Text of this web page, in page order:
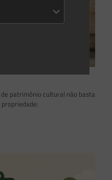
patrimônio cultural não basta